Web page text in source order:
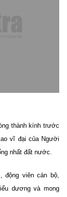
thành kính trước
vĩ đại của Người
nhất đất nước.
động viên cán bộ,
dương và mong